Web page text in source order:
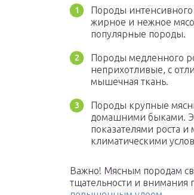
Породы
жирное и нежное
популярные породы.
Породы медленного
неприхотливые, с
мышечная ткань.
Породы крупные
домашними быками.
показателями роста
климатическими
Важно! Мясным породам
тщательности и внимания